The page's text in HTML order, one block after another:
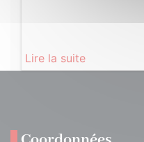
Lire la suite